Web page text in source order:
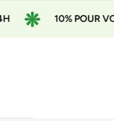
10% POUR